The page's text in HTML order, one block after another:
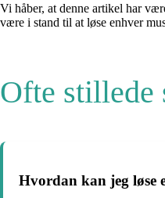
Vi håber, at denne artikel har
være i stand til at løse enhver
Ofte stillede
Hvordan kan jeg løse